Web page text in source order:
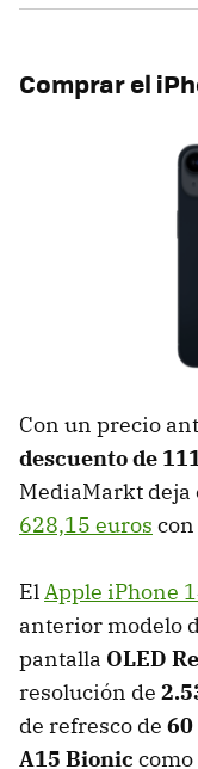
Comprar el
Con un precio
descuento de
MediaMarkt deja
628,15 euros
El Apple iPhone
anterior modelo
pantalla OLED
resolución de
de refresco de 60
A15 Bionic